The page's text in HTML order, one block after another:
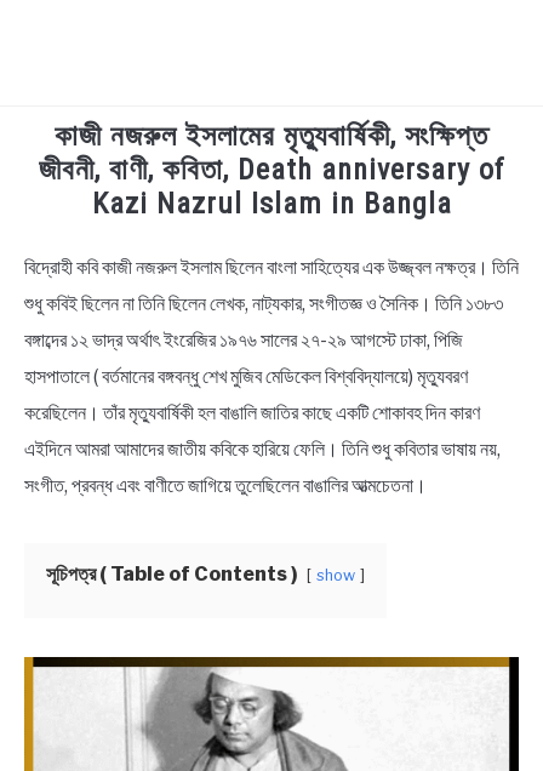
TECHNOLOGY
HEALTH & LIFESTYLE
BIOGRAPHY
EDUCATIONAL
BENGALI WISHES
QUOTES & CAPTIONS
BENGALI NAMES
BENGALI STORIES
কাজী নজরুল ইসলামের মৃত্যুবার্ষিকী, সংক্ষিপ্ত
জীবনী, বাণী, কবিতা, Death anniversary of
Kazi Nazrul Islam in Bangla
in
Bengali
Quotes
বিদ্রোহী কবি কাজী নজরুল ইসলাম ছিলেন বাংলা সাহিত্যের এক উজ্জ্বল নক্ষত্র। তিনি
শুধু কবিই ছিলেন না তিনি ছিলেন লেখক, নাট্যকার, সংগীতজ্ঞ ও সৈনিক। তিনি ১৩৮৩
বঙ্গাব্দের ১২ ভাদ্র অর্থাৎ ইংরেজির ১৯৭৬ সালের ২৭-২৯ আগস্টে ঢাকা, পিজি
হাসপাতালে ( বর্তমানের বঙ্গবন্ধু শেখ মুজিব মেডিকেল বিশ্ববিদ্যালয়ে) মৃত্যুবরণ
করেছিলেন। তাঁর মৃত্যুবার্ষিকী হল বাঙালি জাতির কাছে একটি শোকাবহ দিন কারণ
এইদিনে আমরা আমাদের জাতীয় কবিকে হারিয়ে ফেলি। তিনি শুধু কবিতার ভাষায় নয়,
সংগীত, প্রবন্ধ এবং বাণীতে জাগিয়ে তুলেছিলেন বাঙালির আত্মচেতনা।
সূচিপত্র ( Table of Contents ) show